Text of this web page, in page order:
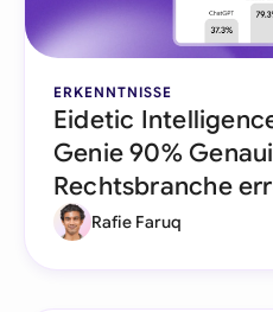
ERKENNTNISSE
Eidetic
Genie 90%
Rechtsbranche
Rafie Faruq